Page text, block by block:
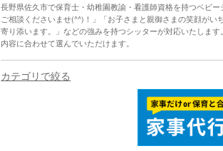
長野県佐久市で保育士・幼稚園教諭・看護師資格を持つベビ
ご相談くださいませ(^^)！」「お子さまと親御さまの笑顔が
寄り添います。」などの強みを持つシッターが対応いたしま
内容に合わせて選んでいただけます。
カテゴリで絞る